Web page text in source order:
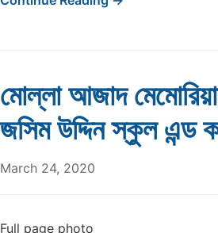
মোল্লা আজাদ
জসিম উদ্দিন স্কুল এন্ড
March 24, 2020
Full page photo